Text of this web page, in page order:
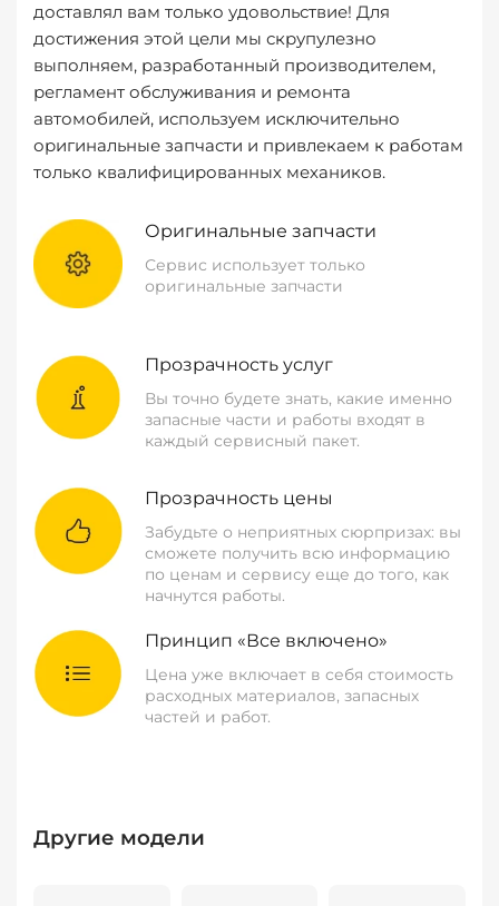
доставлял вам только удовольствие! Для
достижения этой цели мы скрупулезно
выполняем, разработанный производителем,
регламент обслуживания и ремонта
автомобилей, используем исключительно
оригинальные запчасти и привлекаем к работам
только квалифицированных механиков.
Оригинальные запчасти
Сервис использует только
оригинальные запчасти
Прозрачность услуг
Вы точно будете знать, какие именно
запасные части и работы входят в
каждый сервисный пакет.
Прозрачность цены
Забудьте о неприятных сюрпризах: вы
сможете получить всю информацию
по ценам и сервису еще до того, как
начнутся работы.
Принцип «Все включено»
Цена уже включает в себя стоимость
расходных материалов, запасных
частей и работ.
Другие модели